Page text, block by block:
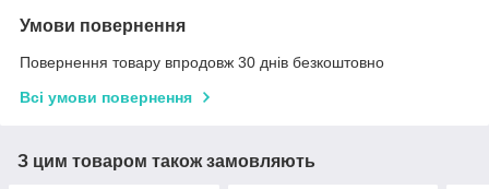
Умови повернення
Повернення товару впродовж 30 днів безкоштовно
Всі умови повернення
З цим товаром також замовляють